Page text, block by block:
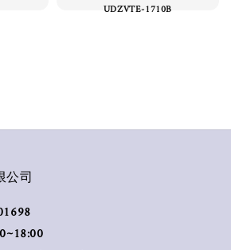
UDZVTE-1710B
公司